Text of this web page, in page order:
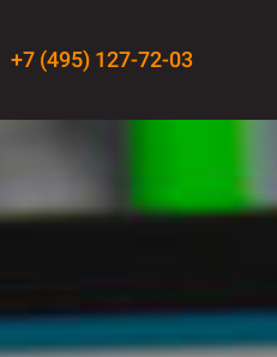
+7 (495) 127-72-03